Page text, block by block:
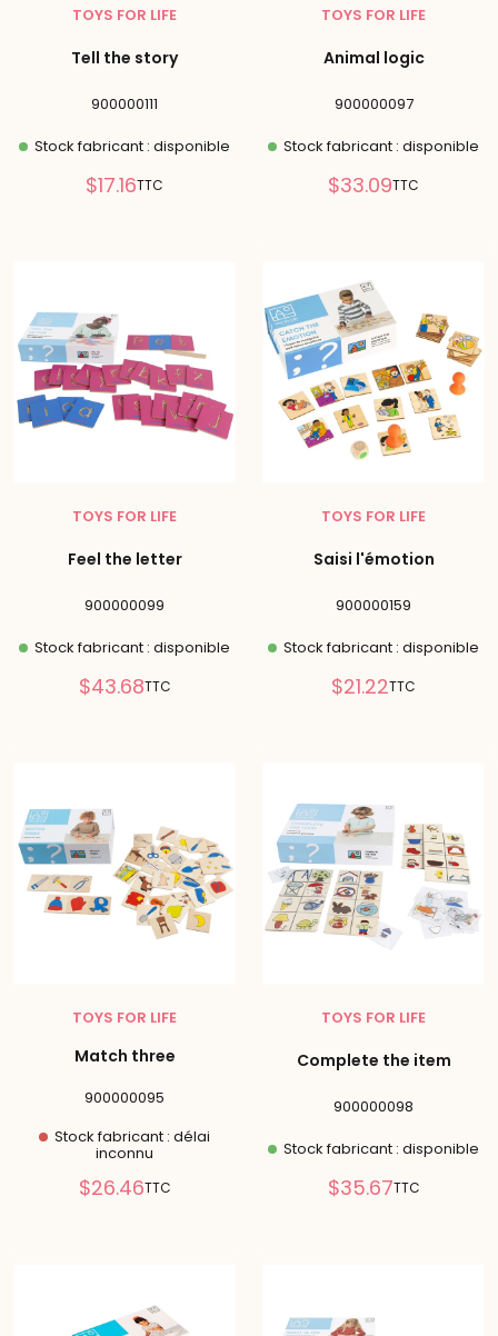
TOYS FOR LIFE
Tell the story
900000111
Stock fabricant : disponible
Prix
$17.16TTC
TOYS FOR LIFE
Animal logic
900000097
Stock fabricant : disponible
Prix
$33.09TTC
TOYS FOR LIFE
Feel the letter
900000099
Stock fabricant : disponible
Prix
$43.68TTC
TOYS FOR LIFE
Saisi l'émotion
900000159
Stock fabricant : disponible
Prix
$21.22TTC
TOYS FOR LIFE
Match three
900000095
Stock fabricant : délai
inconnu
Prix
$26.46TTC
TOYS FOR LIFE
Complete the item
900000098
Stock fabricant : disponible
Prix
$35.67TTC